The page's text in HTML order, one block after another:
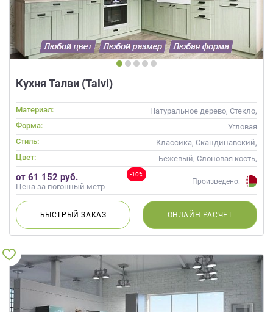
Кухня Талви (Talvi)
Материал:
Натуральное дерево, Стекло,
Массив
Форма:
Угловая
Стиль:
Классика, Скандинавский,
Неоклассика, Современные
Цвет:
Бежевый, Слоновая кость,
Кремовый, Зеленый,
Бирюзовый, Оливковый,
-10%
от 61 152 руб.
Цена за погонный метр
Произведено:
БЫСТРЫЙЗАКАЗ ОНЛАЙН РАСЧЕТ